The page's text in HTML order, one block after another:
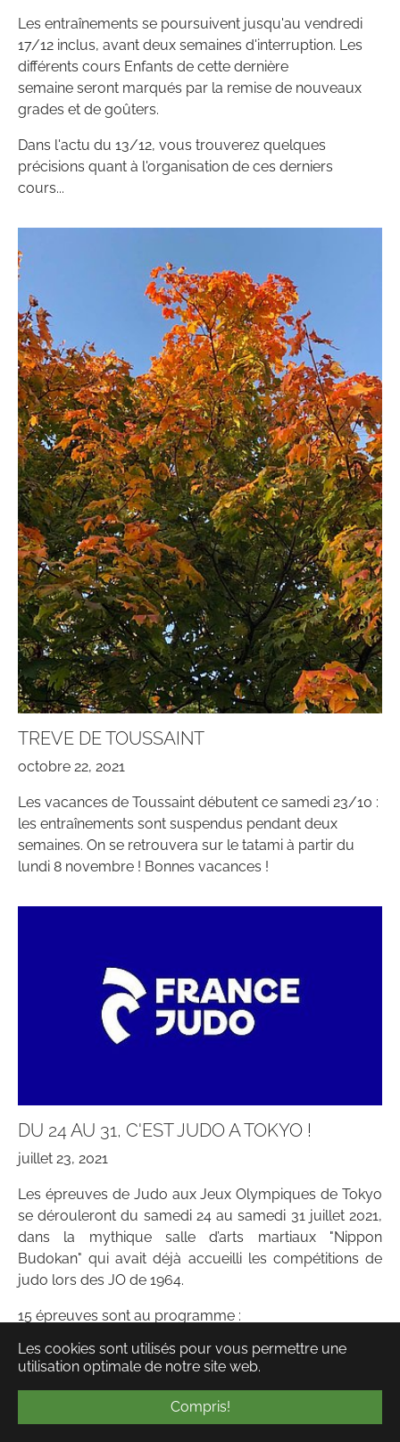
Les cookies sont utilisés pour vous permettre une
utilisation optimale de notre site web.
Compris!
Les entraînements se poursuivent jusqu'au vendredi
17/12 inclus, avant deux semaines d'interruption. Les
différents cours Enfants de cette dernière
semaine seront marqués par la remise de nouveaux
grades et de goûters.
Dans l'actu du 13/12, vous trouverez quelques
précisions quant à l'organisation de ces derniers
cours...
TREVE DE TOUSSAINT
octobre 22, 2021
Les vacances de Toussaint débutent ce samedi 23/10 :
les entraînements sont suspendus pendant deux
semaines. On se retrouvera sur le tatami à partir du
lundi 8 novembre ! Bonnes vacances !
DU 24 AU 31, C'EST JUDO A TOKYO !
juillet 23, 2021
Les épreuves de Judo aux Jeux Olympiques de Tokyo
se dérouleront du samedi 24 au samedi 31 juillet 2021,
dans la mythique salle d’arts martiaux "Nippon
Budokan" qui avait déjà accueilli les compétitions de
judo lors des JO de 1964.
15 épreuves sont au programme :
sept masculines (-60 kg, -66 kg, -73 kg, -81 kg,
-90 kg, -100 kg, +100 kg) ;
sept féminines (-48 kg, -52 kg, -57 kg, -63 kg, -70
kg, -78 kg, +78 kg) ;